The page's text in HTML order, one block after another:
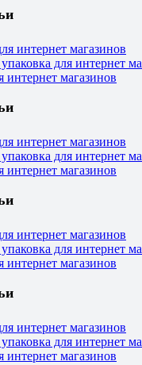
интернет магазинов
для интернет
интернет магазинов
интернет магазинов
для интернет
интернет магазинов
интернет магазинов
для интернет
интернет магазинов
интернет магазинов
для интернет
интернет магазинов